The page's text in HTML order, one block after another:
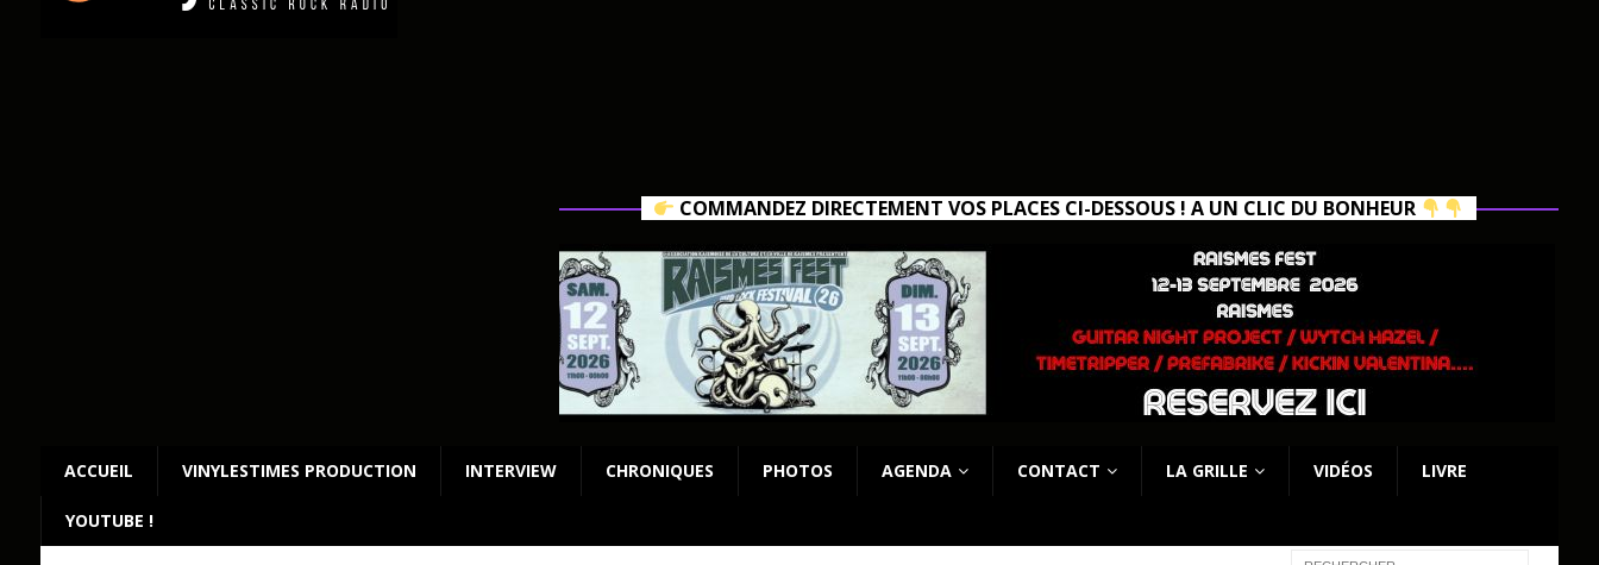
COMMANDEZ DIRECTEMENT VOS PLACES CI-DESSOUS ! A UN CLIC DU BONHEUR
ACCUEIL VINYLESTIMES PRODUCTION INTERVIEW CHRONIQUES PHOTOS AGENDA CONTACT LA GRILLE VIDÉOS LIVRE
YOUTUBE !